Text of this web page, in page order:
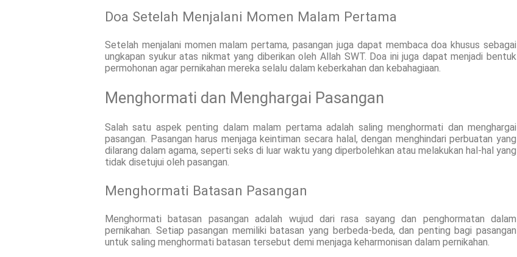
Doa Setelah Menjalani Momen Malam Pertama
Setelah menjalani momen malam pertama, pasangan juga dapat membaca doa khusus sebagai
ungkapan syukur atas nikmat yang diberikan oleh Allah SWT. Doa ini juga dapat menjadi bentuk
permohonan agar pernikahan mereka selalu dalam keberkahan dan kebahagiaan.
Menghormati dan Menghargai Pasangan
Salah satu aspek penting dalam malam pertama adalah saling menghormati dan menghargai
pasangan. Pasangan harus menjaga keintiman secara halal, dengan menghindari perbuatan yang
dilarang dalam agama, seperti seks di luar waktu yang diperbolehkan atau melakukan hal-hal yang
tidak disetujui oleh pasangan.
Menghormati Batasan Pasangan
Menghormati batasan pasangan adalah wujud dari rasa sayang dan penghormatan dalam
pernikahan. Setiap pasangan memiliki batasan yang berbeda-beda, dan penting bagi pasangan
untuk saling menghormati batasan tersebut demi menjaga keharmonisan dalam pernikahan.